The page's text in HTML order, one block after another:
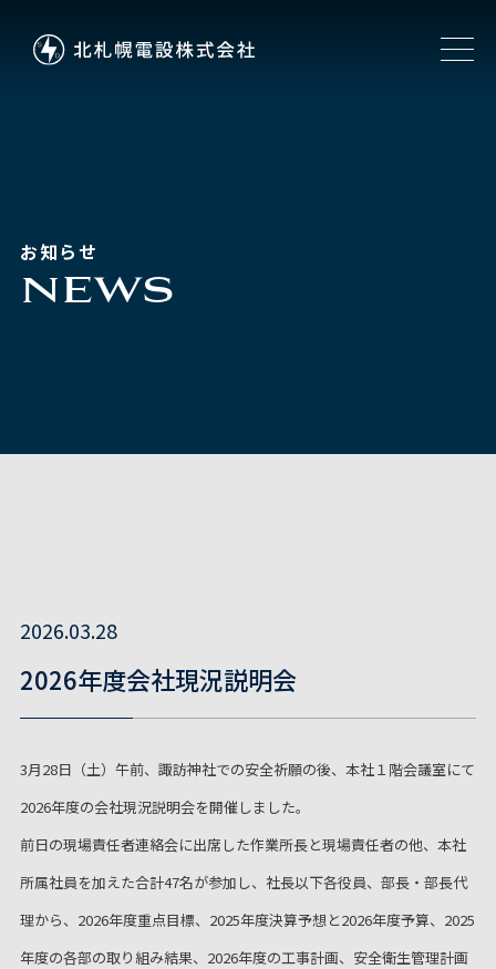
お知らせ
NEWS
2026.03.28
2026年度会社現況説明会
3月28日（土）午前、諏訪神社での安全祈願の後、本社１階会議室にて
2026年度の会社現況説明会を開催しました。
前日の現場責任者連絡会に出席した作業所長と現場責任者の他、本社
所属社員を加えた合計47名が参加し、社長以下各役員、部長・部長代
理から、2026年度重点目標、2025年度決算予想と2026年度予算、2025
年度の各部の取り組み結果、2026年度の工事計画、安全衛生管理計画